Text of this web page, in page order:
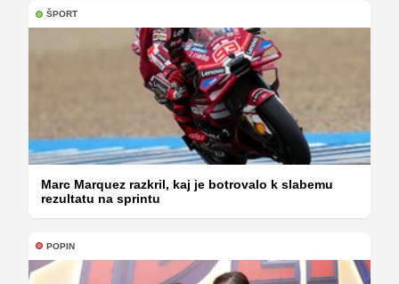
ŠPORT
Marc Marquez razkril, kaj je botrovalo k slabemu
rezultatu na sprintu
POPIN